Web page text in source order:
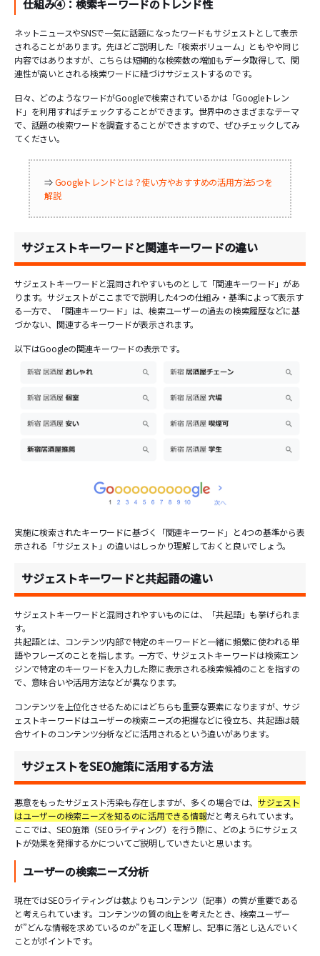
仕組み④：検索キーワードのトレンド性
ネットニュースやSNSで一気に話題になったワードもサジェストとして表示
されることがあります。先ほどご説明した「検索ボリューム」ともやや同じ
内容ではありますが、こちらは短期的な検索数の増加もデータ取得して、関
連性が高いとされる検索ワードに紐づけサジェストするのです。
日々、どのようなワードがGoogleで検索されているかは「Googleトレン
ド」を利用すればチェックすることができます。世界中のさまざまなテーマ
で、話題の検索ワードを調査することができますので、ぜひチェックしてみ
てください。
⇒Googleトレンドとは？使い方やおすすめの活用方法5つを
解説
サジェストキーワードと関連キーワードの違い
サジェストキーワードと混同されやすいものとして「関連キーワード」があ
ります。サジェストがここまでで説明した4つの仕組み・基準によって表示す
る一方で、「関連キーワード」は、検索ユーザーの過去の検索履歴などに基
づかない、関連するキーワードが表示されます。
以下はGoogleの関連キーワードの表示です。
実施に検索されたキーワードに基づく「関連キーワード」と4つの基準から表
示される「サジェスト」の違いはしっかり理解しておくと良いでしょう。
サジェストキーワードと共起語の違い
サジェストキーワードと混同されやすいものには、「共起語」も挙げられま
す。
共起語とは、コンテンツ内部で特定のキーワードと一緒に頻繁に使われる単
語やフレーズのことを指します。一方で、サジェストキーワードは検索エン
ジンで特定のキーワードを入力した際に表示される検索候補のことを指すの
で、意味合いや活用方法などが異なります。
コンテンツを上位化させるためにはどちらも重要な要素になりますが、サジ
ェストキーワードはユーザーの検索ニーズの把握などに役立ち、共起語は競
合サイトのコンテンツ分析などに活用されるという違いがあります。
サジェストをSEO施策に活用する方法
悪意をもったサジェスト汚染も存在しますが、多くの場合では、サジェスト
はユーザーの検索ニーズを知るのに活用できる情報だと考えられています。
ここでは、SEO施策（SEOライティング）を行う際に、どのようにサジェス
トが効果を発揮するかについてご説明していきたいと思います。
ユーザーの検索ニーズ分析
現在ではSEOライティングは数よりもコンテンツ（記事）の質が重要である
と考えられています。コンテンツの質の向上を考えたとき、検索ユーザー
が”どんな情報を求めているのか”を正しく理解し、記事に落とし込んでいく
ことがポイントです。